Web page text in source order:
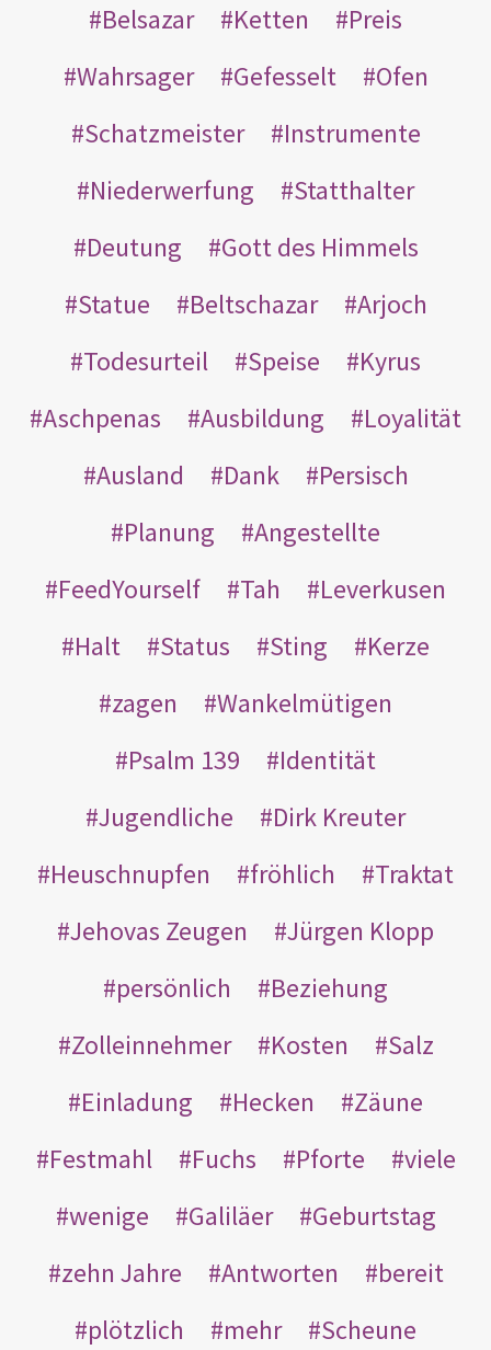
Belsazar
Ketten
Preis
Wahrsager
Gefesselt
Ofen
Schatzmeister
Instrumente
Niederwerfung
Statthalter
Deutung
Gott des Himmels
Statue
Beltschazar
Arjoch
Todesurteil
Speise
Kyrus
Aschpenas
Ausbildung
Loyalität
Ausland
Dank
Persisch
Planung
Angestellte
FeedYourself
Tah
Leverkusen
Halt
Status Sting
Kerze
zagen
Wankelmütigen
Psalm 139
Identität
Jugendliche
Dirk Kreuter
Heuschnupfen
fröhlich
Traktat
Jehovas Zeugen
Jürgen Klopp
persönlich
Beziehung
Zolleinnehmer
Kosten
Salz
Einladung
Hecken
Zäune
Festmahl
Fuchs Pforte
viele
wenige
Galiläer
Geburtstag
zehn Jahre
Antworten
bereit
plötzlich
mehr Scheune